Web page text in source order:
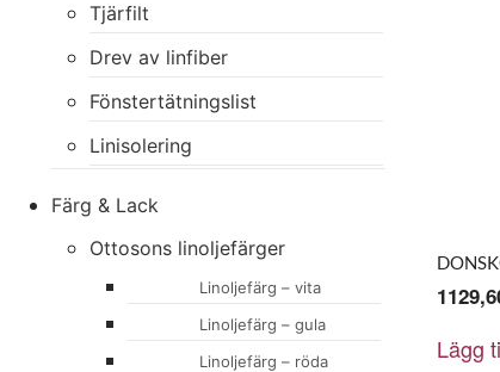
Tjärfilt
Drev av linfiber
Fönstertätningslist
Linisolering
Färg & Lack
Ottosons linoljefärger
Linoljefärg – vita
Linoljefärg – gula
Linoljefärg – röda
Lägg